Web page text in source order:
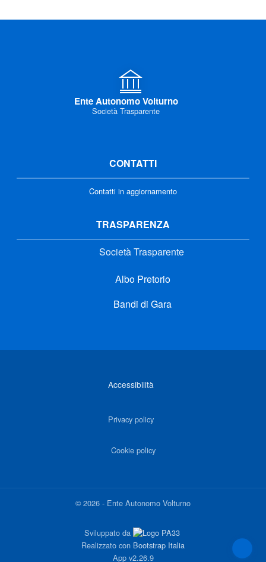
Ente Autonomo Volturno
Società Trasparente
CONTATTI
Contatti in aggiornamento
TRASPARENZA
Società Trasparente
Albo Pretorio
Bandi di Gara
Accessibilità
Privacy policy
Cookie policy
©2026 - Ente Autonomo Volturno
Sviluppato da
Realizzato con Bootstrap Italia
App v2.26.9